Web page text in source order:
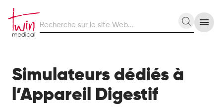
sur
Web
Simulateurs dédiés à
l’Appareil Digestif